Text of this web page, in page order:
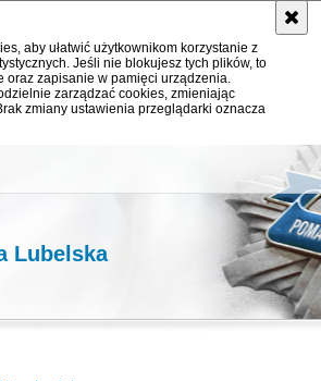
aby ułatwić użytkownikom korzystanie z
Jeśli nie blokujesz tych plików, to
oraz zapisanie w pamięci urządzenia.
zarządzać cookies, zmieniając
zmiany ustawienia przeglądarki oznacza
Lubelska